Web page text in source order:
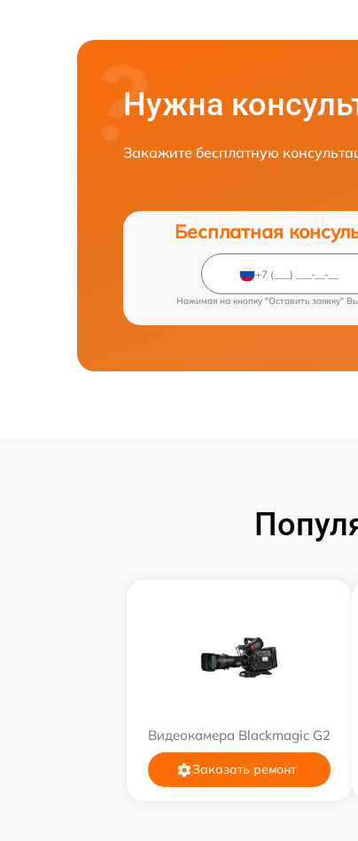
Нужна
Закажите бесплатную
Бесплатная
Нажимая на кнопку "Оставить заявку"
Видеокамера Blackmagic G2
Заказать ремонт